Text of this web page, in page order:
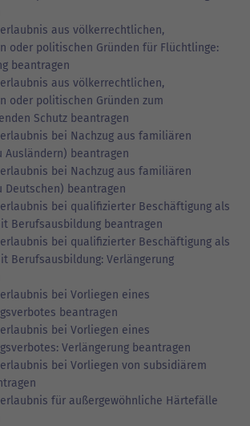
aus völkerrechtlichen,
oder politischen Gründen für Flüchtlinge:
beantragen
aus völkerrechtlichen,
oder politischen Gründen zum
Schutz beantragen
bei Nachzug aus familiären
Ausländern) beantragen
bei Nachzug aus familiären
Deutschen) beantragen
bei qualifizierter Beschäftigung als
Berufsausbildung beantragen
bei qualifizierter Beschäftigung als
Berufsausbildung: Verlängerung
bei Vorliegen eines
beantragen
bei Vorliegen eines
Verlängerung beantragen
bei Vorliegen von subsidiärem
für außergewöhnliche Härtefälle